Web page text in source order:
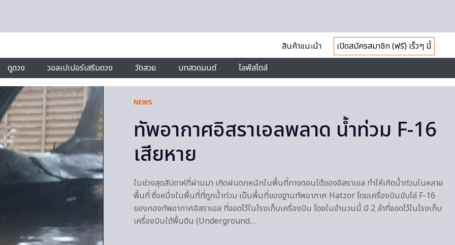
สินค้าแนะนำ
เปิดสมัครสมาชิก (ฟรี) เร็วๆ นี้
ดูดวง
วอลเปเปอร์เสริมดวง วัดสวย บทสวดมนต์ ไลฟ์สไตล์
NEWS
ทัพอากาศอิสราเอลพลาด น้ำท่วม F-16
เสียหาย
ในช่วงสุดสัปดาห์ที่ผ่านมา เกิดฝนตกหนักในพื้นที่ทางตอนใต้ของอิสราเอล ทำให้เกิดน้ำท่วมในหลาย
พื้นที่ ซึ่งหนึ่งในพื้นที่ที่ถูกน้ำท่วม เป็นพื้นที่ของฐานทัพอากาศ Hatzor โดยเครื่องบินขับไล่ F-16
ของกองทัพอากาศอิสราเอล ที่จอดไว้ในโรงเก็บเครื่องบิน โดยในจำนวนนี้ มี 2 ลำที่จอดไว้ในโรงเก็บ
เครื่องบินใต้พื้นดิน (Underground…